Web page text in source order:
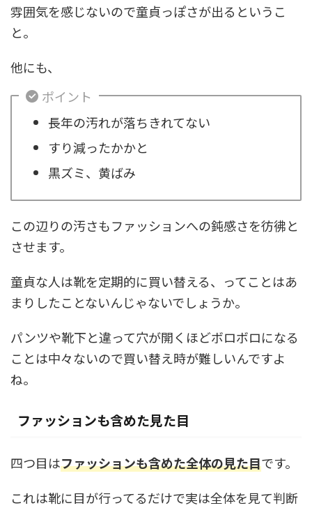
雰囲気を感じないので童貞っぽさが出るというこ
と。
他にも、
ポイント
長年の汚れが落ちきれてない
すり減ったかかと
黒ズミ、黄ばみ
この辺りの汚さもファッションへの鈍感さを彷彿と
させます。
童貞な人は靴を定期的に買い替える、ってことはあ
まりしたことないんじゃないでしょうか。
パンツや靴下と違って穴が開くほどボロボロになる
ことは中々ないので買い替え時が難しいんですよ
ね。
ファッションも含めた見た目
四つ目はファッションも含めた全体の見た目です。
これは靴に目が行ってるだけで実は全体を見て判断